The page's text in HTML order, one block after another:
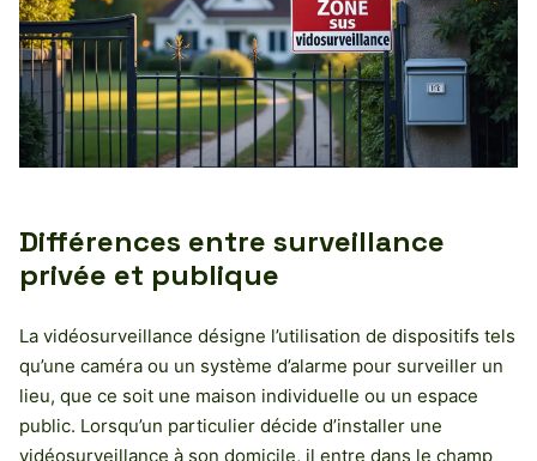
Différences entre surveillance
privée et publique
La vidéosurveillance désigne l’utilisation de dispositifs tels
qu’une caméra ou un système d’alarme pour surveiller un
lieu, que ce soit une maison individuelle ou un espace
public. Lorsqu’un particulier décide d’installer une
vidéosurveillance à son domicile, il entre dans le champ